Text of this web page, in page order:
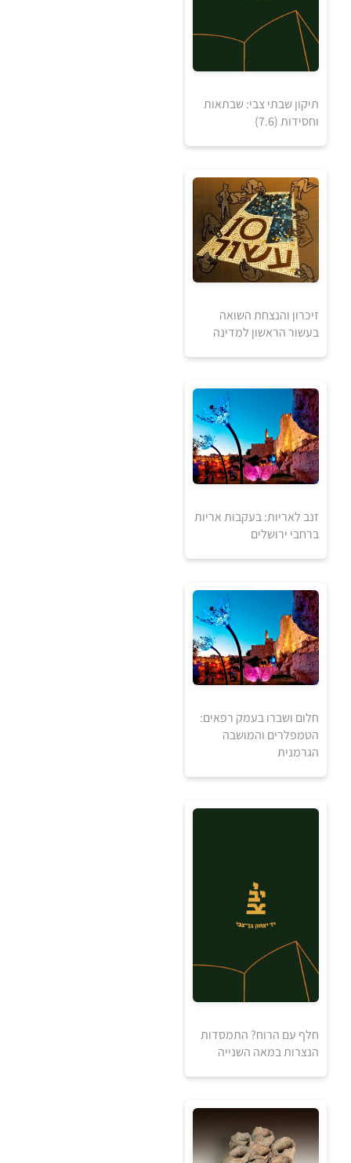
למידע ולרכישה
5
₪
5
₪
למידע ולרכישה
תיקון שבתי צבי: שבתאות
וחסידות (7.6)
5
₪
5
₪
למידע ולרכישה
זיכרון והנצחת השואה
בעשור הראשון למדינה
5
5
₪
זנב לאריות: בעקבות אריות
ברחבי ירושלים
5
למידע ולרכישה
חלום ושברו בעמק רפאים:
הטמפלרים והמושבה
הגרמנית
5
₪
5
₪
חלף עם הרוח? התמסדות
הנצרות במאה השנייה